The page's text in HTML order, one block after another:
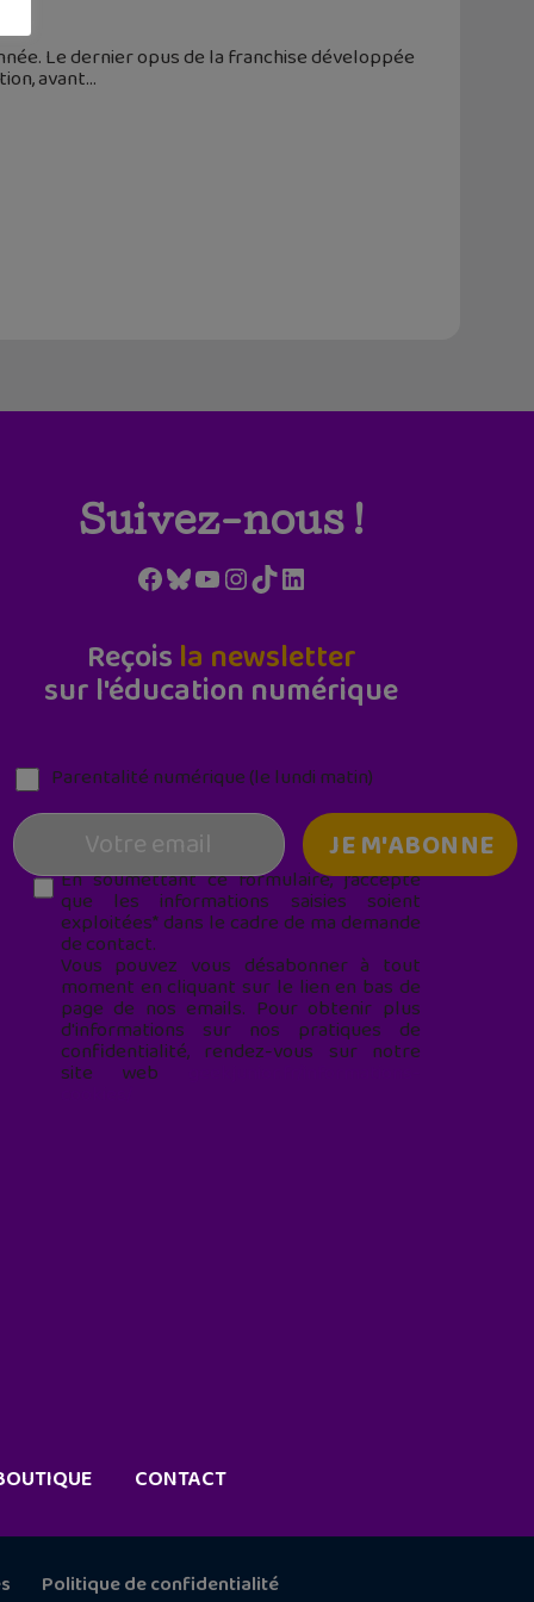
Le dernier opus de la franchise développée
avant
Suivez-nous !
Facebook
Bluesky
YouTube
Instagram
TikTokLinkedIn
Reçois la newsletter
sur l'éducation numérique
Parentalité numérique (le lundi matin)
En soumettant ce formulaire, j’accepte
que les informations saisies soient
exploitées* dans le cadre de ma demande
de contact.
Vous pouvez vous désabonner à tout
moment en cliquant sur le lien en bas de
page de nos emails. Pour obtenir plus
d'informations sur nos pratiques de
confidentialité, rendez-vous sur notre
site web
CONTACT
Politique de confidentialité